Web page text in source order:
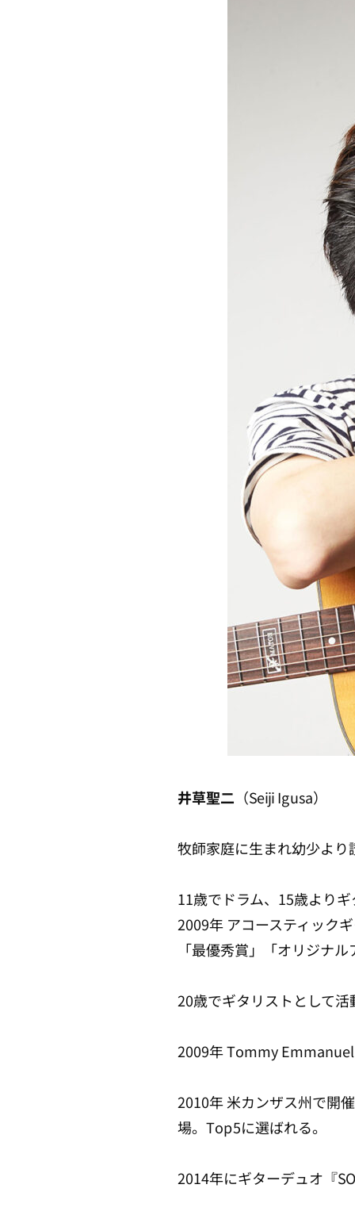
井草聖二 （Seiji Igusa）
牧師家庭に生まれ幼少よ
11歳でドラム、15歳より
2009年 アコースティック
「最優秀賞」「オリジナ
20歳でギタリストとして
2009年 Tommy
2010年 米カンザス州で開
場。Top5に選ばれる。
2014年にギターデュオ『